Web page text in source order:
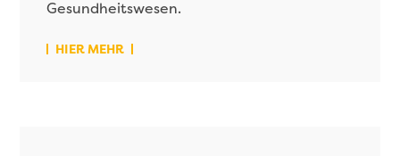
Gesundheitswesen.
HIER MEHR